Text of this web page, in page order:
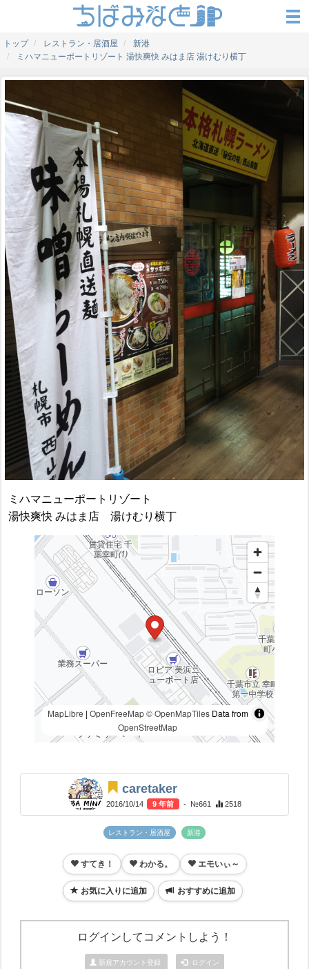
トップ レストラン・居酒屋
新港
ミハマニューポートリゾート 湯快爽快 みはま店 湯けむり横丁
ミハマニューポートリゾート
湯快爽快 みはま店 湯けむり横丁
MapLibre | OpenFreeMap © OpenMapTilesData from
OpenStreetMap
caretaker
2016/10/14 9 年前 - №661 2518
レストラン・居酒屋 新港
すてき！ わかる。 エモいぃ～
お気に入りに追加 おすすめに追加
ログインしてコメントしよう！
新規アカウント登録 ログイン